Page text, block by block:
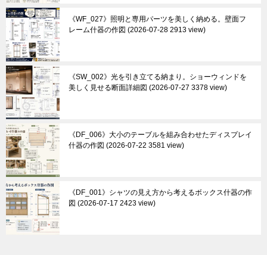
《WF_027》照明と専用パーツを美しく納める。壁面フ
レーム什器の作図
2026-07-28 2913 view
《SW_002》光を引き立てる納まり。ショーウィンドを
美しく見せる断面詳細図
2026-07-27 3378 view
《DF_006》大小のテーブルを組み合わせたディスプレイ
什器の作図
2026-07-22 3581 view
《DF_001》シャツの見え方から考えるボックス什器の作
図
2026-07-17 2423 view